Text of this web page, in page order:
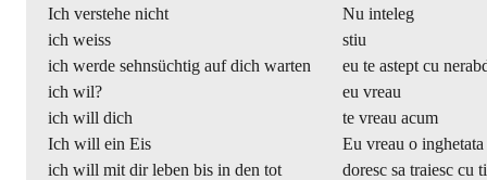
Ich verstehe nicht
Nu inteleg
ich weiss
stiu
ich werde sehnsüchtig auf dich warten
eu te astept cu
ich wil?
eu vreau
ich will dich
te vreau acum
Ich will ein Eis
Eu vreau o inghetata
ich will mit dir leben bis in den tot
doresc sa traiesc cu